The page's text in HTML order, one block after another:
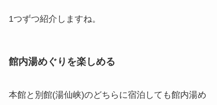
1つずつ紹介しますね。
館内湯めぐりを楽しめる
本館と別館(湯仙峡)のどちらに宿泊しても館内湯め